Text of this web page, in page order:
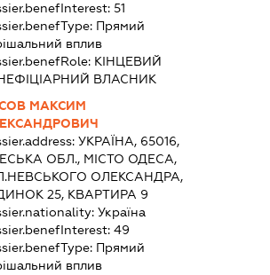
51
Прямий
вплив
КІНЦЕВИЙ
ВЛАСНИК
МАКСИМ
УКРАЇНА, 65016,
ОБЛ., МІСТО ОДЕСА,
ОЛЕКСАНДРА,
25, КВАРТИРА 9
Україна
49
Прямий
вплив